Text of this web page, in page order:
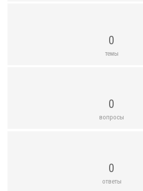
0
темы
0
вопросы
0
ответы